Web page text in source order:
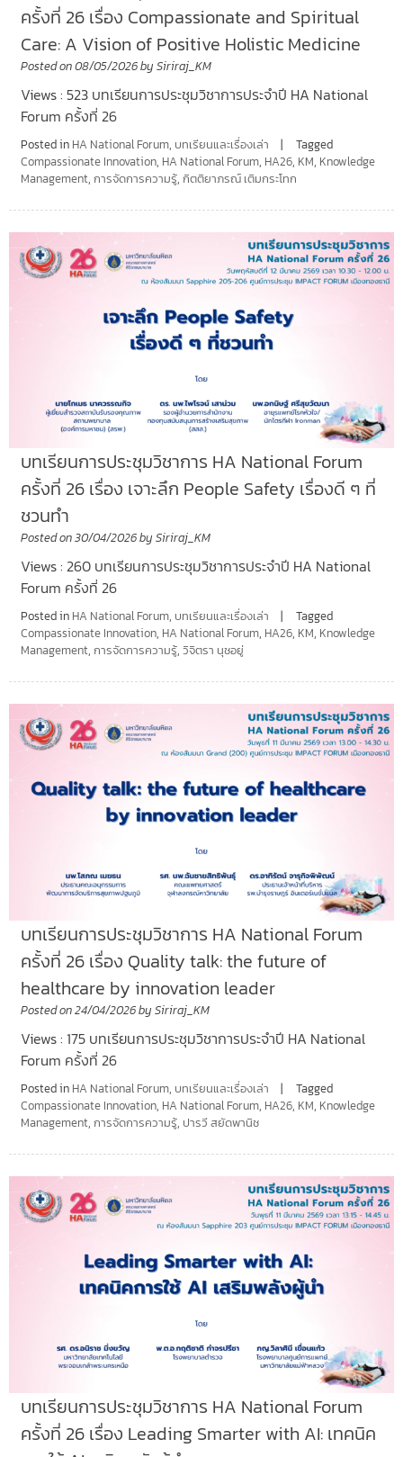
ครั้งที่ 26 เรื่อง Compassionate and Spiritual
Care: A Vision of Positive Holistic Medicine
Posted on08/05/2026by Siriraj_KM
Views : 523 บทเรียนการประชุมวิชาการประจำปี HA National
Forum ครั้งที่ 26
Posted in HA National Forum, บทเรียนและเรื่องเล่า
Tagged
Compassionate Innovation, HA National Forum, HA26, KM, Knowledge
Management, การจัดการความรู้, กิตติยาภรณ์ เติมกระโทก
บทเรียนการประชุมวิชาการ HA National Forum
ครั้งที่ 26 เรื่อง เจาะลึก People Safety เรื่องดี ๆ ที่
ชวนทำ
Posted on30/04/2026by Siriraj_KM
Views : 260 บทเรียนการประชุมวิชาการประจำปี HA National
Forum ครั้งที่ 26
Posted in HA National Forum, บทเรียนและเรื่องเล่า
Tagged
Compassionate Innovation, HA National Forum, HA26, KM, Knowledge
Management, การจัดการความรู้, วิจิตรา นุชอยู่
บทเรียนการประชุมวิชาการ HA National Forum
ครั้งที่ 26 เรื่อง Quality talk: the future of
healthcare by innovation leader
Posted on24/04/2026by Siriraj_KM
Views : 175 บทเรียนการประชุมวิชาการประจำปี HA National
Forum ครั้งที่ 26
Posted in HA National Forum, บทเรียนและเรื่องเล่า
Tagged
Compassionate Innovation, HA National Forum, HA26, KM, Knowledge
Management, การจัดการความรู้, ปารวี สยัดพานิช
บทเรียนการประชุมวิชาการ HA National Forum
ครั้งที่ 26 เรื่อง Leading Smarter with AI: เทคนิค